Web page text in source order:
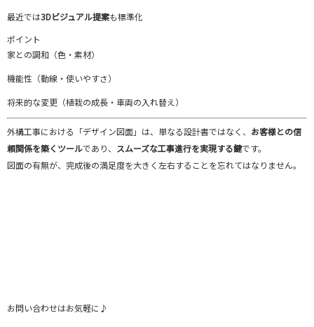
最近では3Dビジュアル提案も標準化
ポイント
家との調和（色・ 素材）
機能性（動線・ 使いやすさ）
将来的な変更（植栽の成長・ 車両の入れ替え）
外構工事における「デザイン図面」 は、 単なる設計書ではなく、 お客様との信
頼関係を築く ツールであり、 スムーズな工事進行を実現する鍵です。
図面の有無が、 完成後の満足度を大きく左右する ことを忘れてはなり ません。
お問い合わせはお気軽に♪